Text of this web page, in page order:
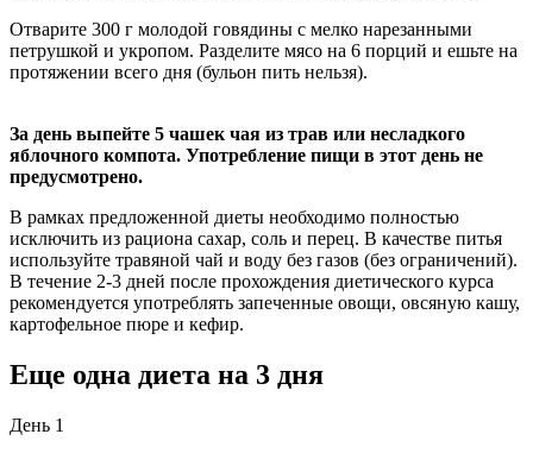
Отварите 300 г молодой говядины с мелко нарезанными
петрушкой и укропом. Разделите мясо на 6 порций и ешьте на
протяжении всего дня (бульон пить нельзя).
За день выпейте 5 чашек чая из трав или несладкого
яблочного компота. Употребление пищи в этот день не
предусмотрено.
В рамках предложенной диеты необходимо полностью
исключить из рациона сахар, соль и перец. В качестве питья
используйте травяной чай и воду без газов (без ограничений).
В течение 2-3 дней после прохождения диетического курса
рекомендуется употреблять запеченные овощи, овсяную кашу,
картофельное пюре и кефир.
Еще одна диета на 3 дня
День 1